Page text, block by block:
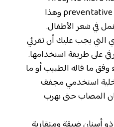
preventative spray and treatment وهذا
في شعر الأطفال.
التي يجب عليك أن تقرئي
على طريقة استخدامها.
ما قاله الطبيب أو ما
استخدمي مجفف
المصاب حتى يهرب